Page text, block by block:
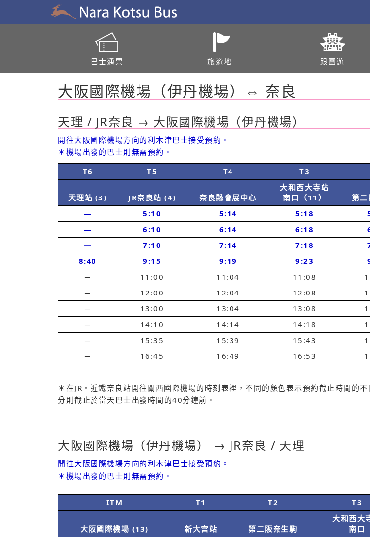
巴士通票 旅遊地 跟團遊
大阪國際機場（伊丹機場）⇔ 奈良
天理 / JR奈良 → 大阪國際機場（伊丹機場）
開往大阪國際機場方向的利木津巴士接受預約。
＊機場出發的巴士則無需預約。
T6
T5 T4 T3
天理站 (3) JR奈良站 (4) 奈良縣會展中心
大和西大寺站
南口（11）
第二
―
5:10 5:14 5:18
―
6:10 6:14 6:18
―
7:10 7:14 7:18
8:40
9:15 9:19 9:23
─
11:00 11:04 11:08
─
12:00 12:04 12:08
─
13:00 13:04 13:08
─
14:10 14:14 14:18
─
15:35 15:39 15:43
─
16:45 16:49 16:53
＊在JR・近鐵奈良站開往關西國際機場的時刻表裡，不同的顏色表示預約截止時間的
分則截止於當天巴士出發時間的40分鐘前。
大阪國際機場（伊丹機場） → JR奈良 / 天理
開往大阪國際機場方向的利木津巴士接受預約。
＊機場出發的巴士則無需預約。
ITM T1 T2 T3
大阪國際機場 (13) 新大宫站 第二阪奈生駒
大和西大
南口